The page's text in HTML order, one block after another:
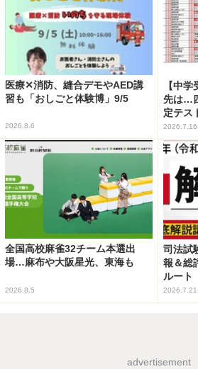
医療✕消防、縫合デモやAED講
習も「おしごと体験博」9/5
2026.8.6
【中
先は…
定テス
2026.7.16
全国高校麻雀32チーム本選出
場…麻布や大阪星光、東海も
2026.8.5
司法試
報＆総
ルート
2026.7.21
advertisement